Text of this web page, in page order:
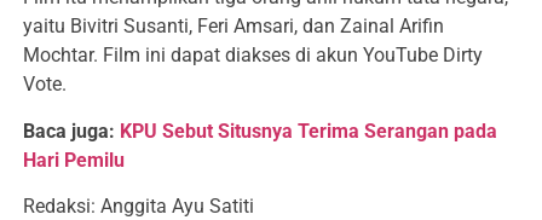
yaitu Bivitri Susanti, Feri Amsari, dan Zainal Arifin
Mochtar. Film ini dapat diakses di akun YouTube Dirty
Vote.
Baca juga: KPU Sebut Situsnya Terima Serangan pada
Hari Pemilu
Redaksi: Anggita Ayu Satiti